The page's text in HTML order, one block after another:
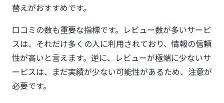
替えがおすすめです。
口コミの数も重要な指標です。レビュー数が多いサービ
スは、それだけ多くの人に利用されており、情報の信頼
性が高いと言えます。逆に、レビューが極端に少ないサ
ービスは、まだ実績が少ない可能性があるため、注意が
必要です。